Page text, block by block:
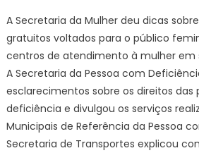
A Secretaria da Mulher deu dicas
gratuitos voltados para o público
centros de atendimento à mulher em
A Secretaria da Pessoa com
esclarecimentos sobre os direitos das
deficiência e divulgou os serviços
Municipais de Referência da Pessoa
Secretaria de Transportes explicou